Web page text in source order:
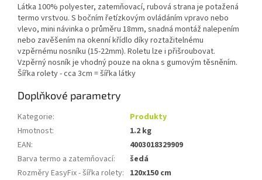
Látka 100% polyester, zatemňovací, rubová strana je potažená
termo vrstvou. S bočním řetízkovým ovládáním vpravo nebo
vlevo, mini návinka o průměru 18mm, snadná montáž nalepením
nebo zavěšením na okenní křídlo díky roztažitelnému
vzpěrnému nosníku (15-22mm). Roletu lze i přišroubovat.
Vzpěrný nosník je vhodný pouze na okna s gumovým těsněním.
Šířka rolety - cca 3cm = šířka látky
Doplňkové parametry
Kategorie:
Produkty
Hmotnost:
1.2 kg
EAN:
4003018329909
Barva termo a zatemňovací:
šedá
Rozměry EasyFix - šířka rolety: 120x150 cm